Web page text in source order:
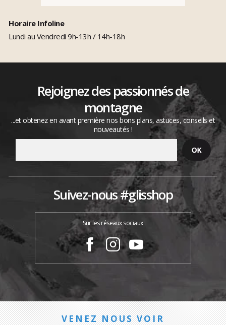
Horaire Infoline
Lundi au Vendredi 9h-13h / 14h-18h
Rejoignez des passionnés de
montagne
...et obtenez en avant première nos bons plans, astuces, conseils et
nouveautés !
Suivez-nous #glisshop
Sur les réseaux sociaux
VENEZ NOUS VOIR